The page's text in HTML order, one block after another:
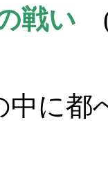
戦い (
中に都